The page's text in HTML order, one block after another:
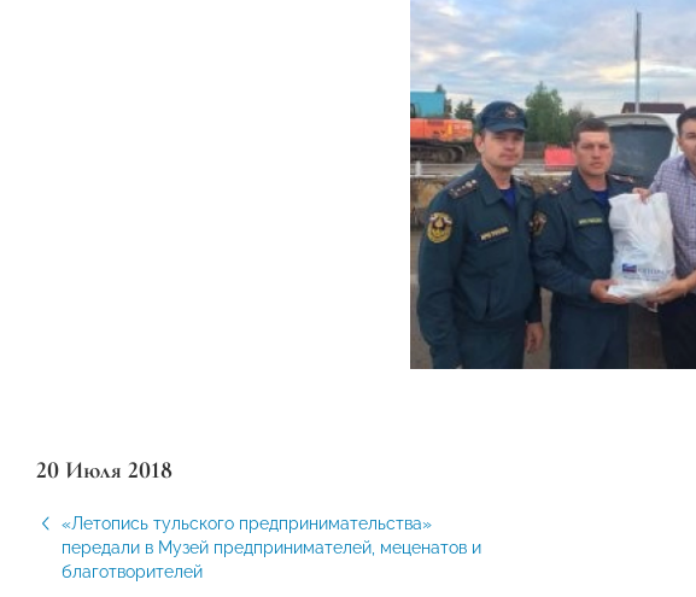
20 Июля 2018
«Летопись тульского предпринимательства»
передали в Музей предпринимателей, меценатов и
благотворителей